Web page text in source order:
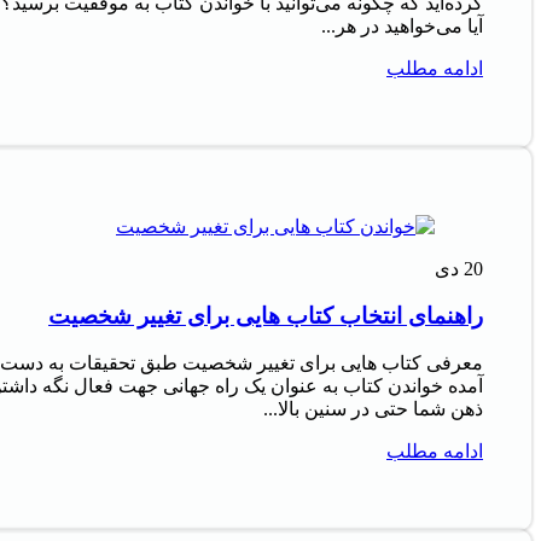
آیا می‌خواهید در هر...
ادامه مطلب
20 دی
راهنمای انتخاب کتاب هایی برای تغییر شخصیت
معرفی کتاب هایی برای تغییر شخصیت طبق تحقیقات به دست
آمده خواندن کتاب به عنوان یک راه جهانی جهت فعال نگه
ذهن شما حتی در سنین بالا...
ادامه مطلب